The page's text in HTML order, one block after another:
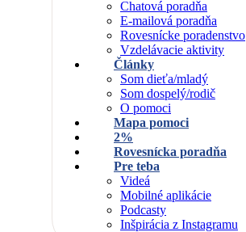
Chatová poradňa
E-mailová poradňa
Rovesnícke poradenstvo
Vzdelávacie aktivity
Články
Som dieťa/mladý
Som dospelý/rodič
O pomoci
Mapa pomoci
2%
Rovesnícka poradňa
Pre teba
Videá
Mobilné aplikácie
Podcasty
Inšpirácia z Instagramu